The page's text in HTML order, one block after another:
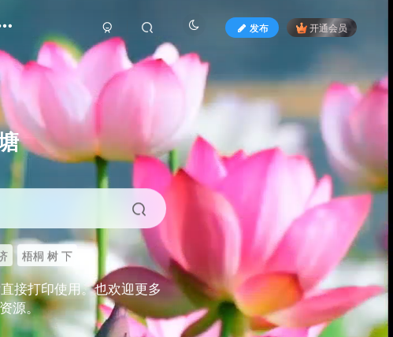
发布 开通会员
梧桐 树 下
接打印使用。也欢迎更多
源。